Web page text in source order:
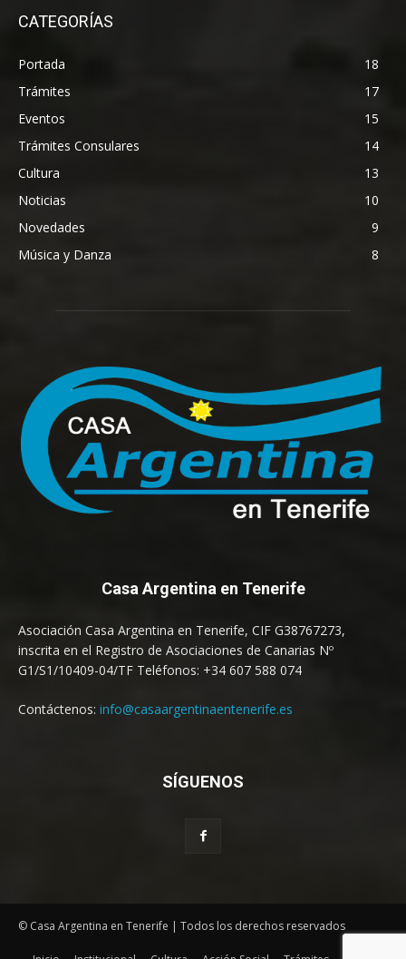
CATEGORÍAS
Portada
18
Trámites
17
Eventos
15
Trámites Consulares
14
Cultura
13
Noticias
10
Novedades
9
Música y Danza
8
Casa Argentina en Tenerife
Asociación Casa Argentina en Tenerife, CIF G38767273,
inscrita en el Registro de Asociaciones de Canarias Nº
G1/S1/10409-04/TF Teléfonos: +34 607 588 074
Contáctenos: info@casaargentinaentenerife.es
SÍGUENOS
© Casa Argentina en Tenerife | Todos los derechos reservados